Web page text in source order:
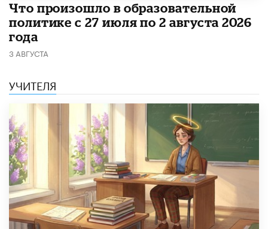
​Что произошло в образовательной
политике с 27 июля по 2 августа 2026
года
3 АВГУСТА
УЧИТЕЛЯ